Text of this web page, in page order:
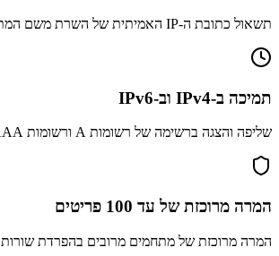
תשאול כתובת ה-IP האמיתית של השרת משם המתחם
תמיכה ב-IPv4 וב-IPv6
שליפה והצגה ברשימה של רשומות A ורשומות AAAA כאחד
המרה מרוכזת של עד 100 פריטים
המרה מרוכזת של מתחמים מרובים בהפרדת שורות